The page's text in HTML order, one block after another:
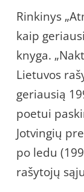
Rinkinys
kaip
knyga.
Lietuvos
geriausią
poetui
Jotvingių
po ledu
rašytojų